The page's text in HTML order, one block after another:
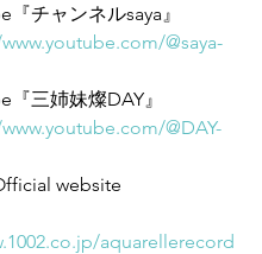
チャンネルsaya』
@saya-
三姉妹燦DAY』
@DAY-
website
aquarellerecord